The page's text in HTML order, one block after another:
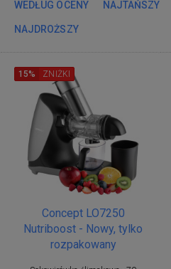
WEDŁUG OCENY NAJTAŃSZY
NAJDROŻSZY
Concept LO7250
Nutriboost - Nowy, tylko
rozpakowany
15% ZNIŻKI